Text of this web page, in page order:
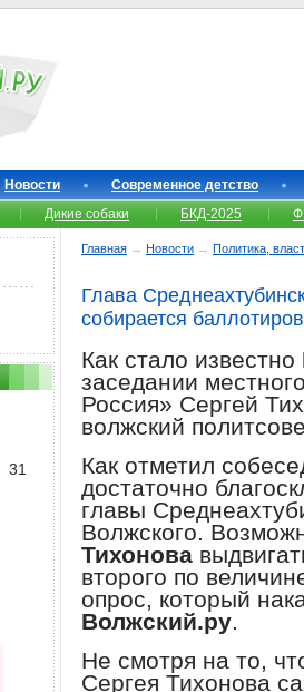
Новости
Современное детство
Дикие собаки БКД-2025
Главная → Новости → Политика,
Глава
собирается
Как стало известно
заседании
Россия» Сергей
волжский
Как отметил
достаточно
главы
Волжского.
Тихонова
второго по
опрос, который
Волжский.ру.
Не смотря на то,
Сергея Тихонова
31